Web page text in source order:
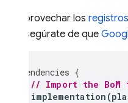
Para aprovechar los
app. Asegúrate de que
dependencies {
// Import the BoM
implementation (